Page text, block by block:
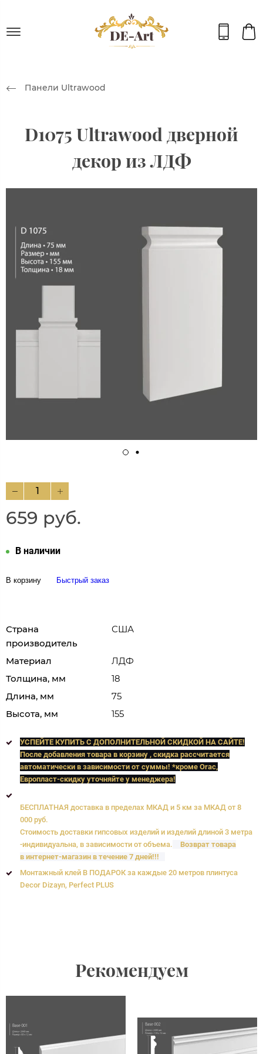
Панели Ultrawood
D1075 Ultrawood дверной
декор из ЛДФ
659 руб.
В наличии
В корзину Быстрый заказ
Страна
производитель
США
Материал
ЛДФ
Толщина, мм
18
Длина, мм
75
Высота, мм
155
УСПЕЙТЕ КУПИТЬ C ДОПОЛНИТЕЛЬНОЙ СКИДКОЙ НА САЙТЕ!
После добавления товара в корзину , скидка рассчитается
автоматически в зависимости от суммы! *кроме Orac,
Европласт-скидку уточняйте у менеджера!
БЕСПЛАТНАЯ доставка в пределах МКАД и 5 км за МКАД от 8
000 руб.
Стоимость доставки гипсовых изделий и изделий длиной 3 метра
-индивидуальна, в зависимости от объема.
Возврат товара
в интернет-магазин в течение 7 дней!!!
Монтажный клей В ПОДАРОК за каждые 20 метров плинтуса
Decor Dizayn, Perfect PLUS
Рекомендуем